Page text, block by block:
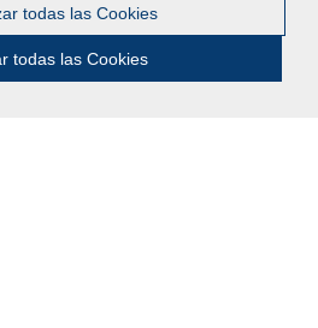
todas las Cookies
todas las Cookies
a mejorar